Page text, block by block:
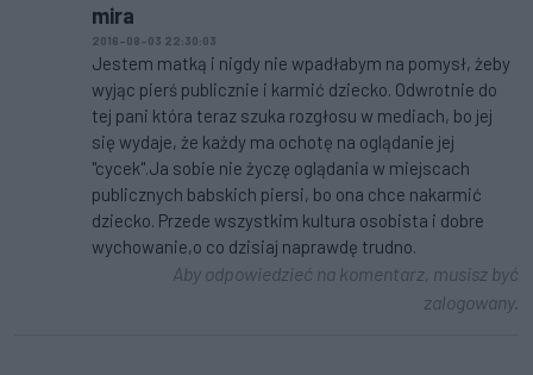
mira
2016-08-03 22:30:03
Jestem matką i nigdy nie wpadłabym na pomysł, żeby
wyjąc pierś publicznie i karmić dziecko. Odwrotnie do
tej pani która teraz szuka rozgłosu w mediach, bo jej
się wydaje, że każdy ma ochotę na oglądanie jej
"cycek".Ja sobie nie życzę oglądania w miejscach
publicznych babskich piersi, bo ona chce nakarmić
dziecko. Przede wszystkim kultura osobista i dobre
wychowanie,o co dzisiaj naprawdę trudno.
Aby odpowiedzieć na komentarz, musisz być
zalogowany.